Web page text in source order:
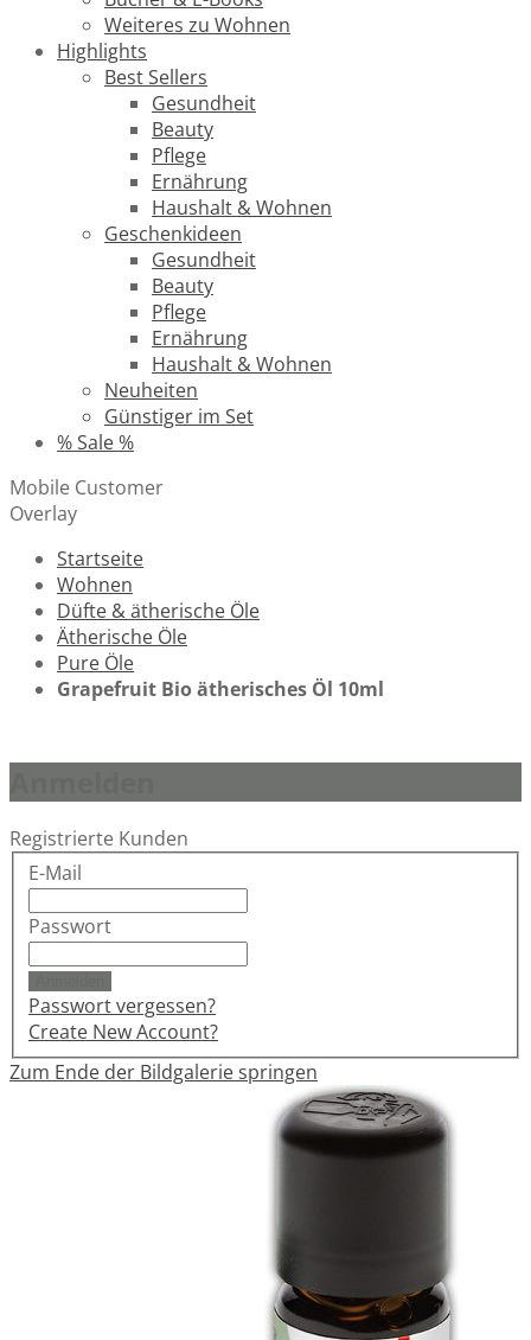
Weiteres zu Wohnen
Highlights
Best Sellers
Gesundheit
Beauty
Pflege
Ernährung
Haushalt & Wohnen
Geschenkideen
Gesundheit
Beauty
Pflege
Ernährung
Haushalt & Wohnen
Neuheiten
Günstiger im Set
% Sale %
Mobile Customer
Overlay
Startseite
Wohnen
Düfte & ätherische Öle
Ätherische Öle
Pure Öle
Grapefruit Bio ätherisches Öl 10ml
Registrierte Kunden
E-Mail
Passwort
Passwort vergessen?
Create New Account?
Zum Ende der Bildgalerie springen